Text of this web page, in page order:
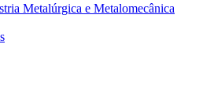
Metalúrgica e Metalomecânica